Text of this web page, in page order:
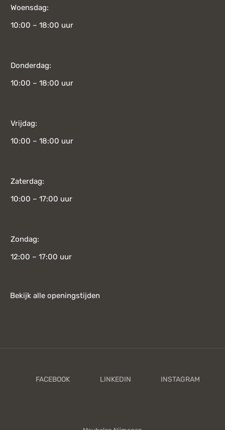
Woensdag:
10:00 – 18:00 uur
Donderdag:
10:00 – 18:00 uur
Vrijdag:
10:00 – 18:00 uur
Zaterdag:
10:00 – 17:00 uur
Zondag:
12:00 – 17:00 uur
Bekijk alle openingstijden